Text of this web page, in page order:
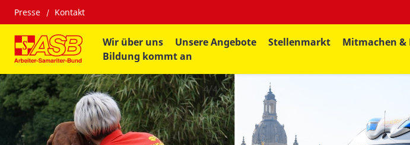
Presse Kontakt
Wir über uns Unsere Angebote Stellenmarkt Mitmachen &
Bildung kommt an